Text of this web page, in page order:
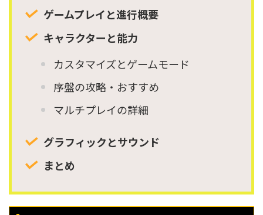
ゲームプレイと進行概要
キャラクターと能力
カスタマイズとゲームモード
序盤の攻略・おすすめ
マルチプレイの詳細
グラフィックとサウンド
まとめ